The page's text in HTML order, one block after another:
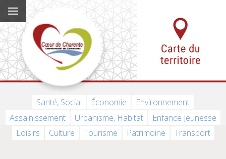
Santé, Social Économie
Environnement
Assainissement
Urbanisme, Habitat
Enfance Jeunesse
Loisirs
Culture Tourisme Patrimoine Transport